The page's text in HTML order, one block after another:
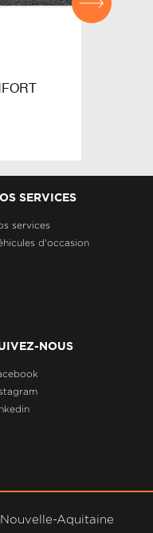
SERVICES
services
d'occasion
NOUS
Aquitaine